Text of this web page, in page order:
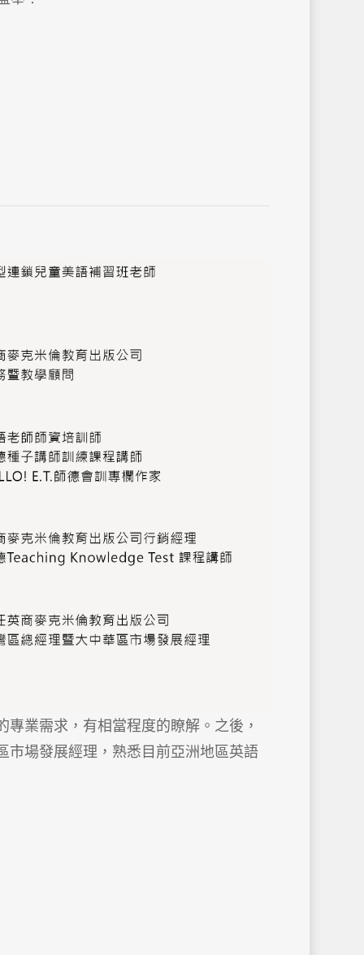
業需求，有相當程度的瞭解。之後，
市場發展經理，熟悉目前亞洲地區英語